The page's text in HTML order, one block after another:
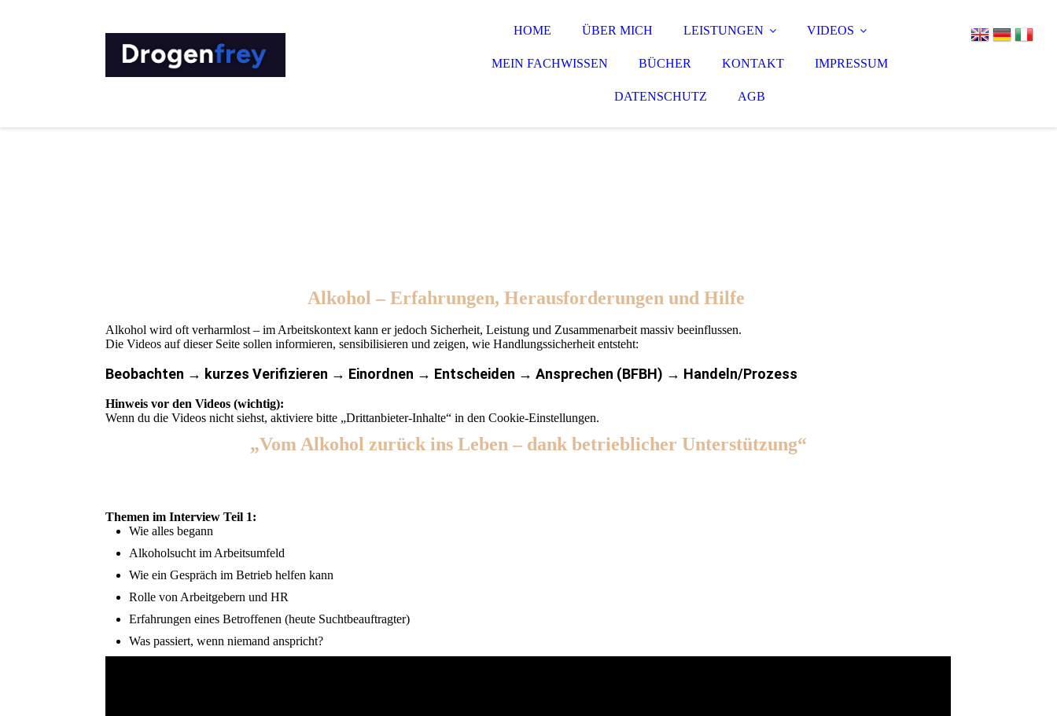
HOME ÜBER MICH LEISTUNGEN VIDEOS
MEIN FACHWISSEN BÜCHER KONTAKT IMPRESSUM
DATENSCHUTZ AGB
Alkohol – Erfahrungen, Herausforderungen und Hilfe
Alkohol wird oft verharmlost – im Arbeitskontext kann er jedoch Sicherheit, Leistung und Zusammenarbeit massiv beeinflussen.
Die Videos auf dieser Seite sollen informieren, sensibilisieren und zeigen, wie Handlungssicherheit entsteht:
Beobachten → kurzes Verifizieren → Einordnen → Entscheiden → Ansprechen (BFBH) → Handeln/Prozess
Hinweis vor den Videos (wichtig):
Wenn du die Videos nicht siehst, aktiviere bitte „Drittanbieter-Inhalte“ in den Cookie-Einstellungen.
„Vom Alkohol zurück ins Leben – dank betrieblicher Unterstützung“
Themen im Interview Teil 1:
Wie alles begann
Alkoholsucht im Arbeitsumfeld
Wie ein Gespräch im Betrieb helfen kann
Rolle von Arbeitgebern und HR
Erfahrungen eines Betroffenen (heute Suchtbeauftragter)
Was passiert, wenn niemand anspricht?